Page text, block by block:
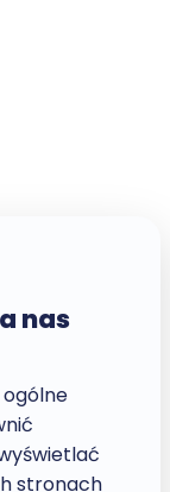
nas
stronach